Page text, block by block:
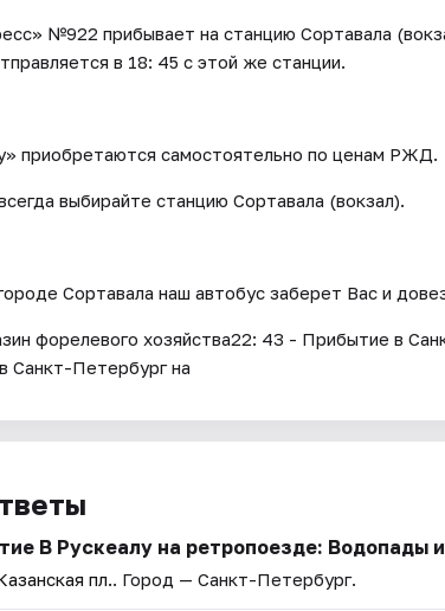
№922 прибывает на станцию Сортавала
в 18: 45 с этой же станции.
приобретаются самостоятельно по ценам РЖД.
выбирайте станцию Сортавала (вокзал).
Сортавала наш автобус заберет Вас и
форелевого хозяйства22: 43 - Прибытие в
Санкт-Петербург на
В Рускеалу на ретропоезде: Водопады
пл.. Город — Санкт-Петербург.